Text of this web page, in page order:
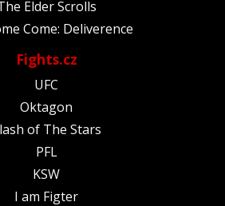
Elder Scrolls
Come: Deliverence
Fights.cz
UFC
Oktagon
of The Stars
PFL
KSW
I am Figter